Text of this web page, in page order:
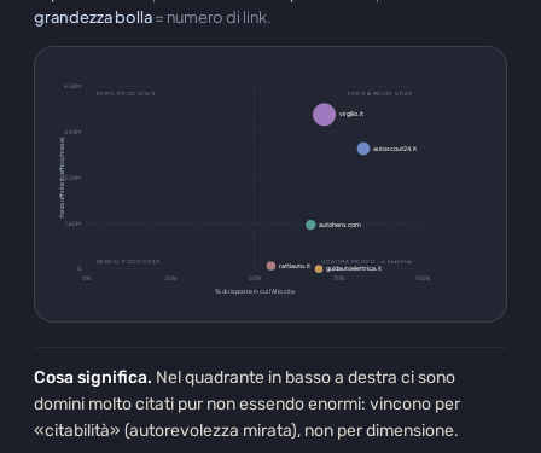
grandezza bolla= numero di link.
0% 25% 50% 75% 100%
0
1.65M
3.29M
4.94M
6.58M
FORTI & MOLTO CITATI
FORTI, POCO CITATI
CITATI MA PICCOLI · «citabilità»
DEBOLI, POCO CITATI
autoscout24.it
virgilio.it
guidautoelettrica.it
autohero.com
rattiauto.it
% di risposte in cui l'AI lo cita
forza offsite (traffico/mese)
Cosa significa. Nel quadrante in basso a destra ci sono
domini molto citati pur non essendo enormi: vincono per
«citabilità» (autorevolezza mirata), non per dimensione.